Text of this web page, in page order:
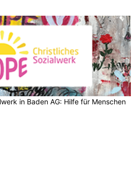
in Baden AG: Hilfe für Menschen